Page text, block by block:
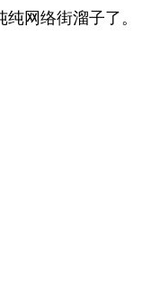
网络街溜子了。